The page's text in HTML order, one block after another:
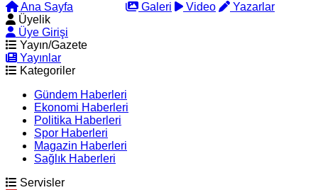
Ana Sayfa Galeri Video
Yazarlar
Üyelik
Üye Girişi
Yayın/Gazete
Yayınlar
Kategoriler
Gündem Haberleri
Ekonomi Haberleri
Politika Haberleri
Spor Haberleri
Magazin Haberleri
Sağlık Haberleri
Servisler